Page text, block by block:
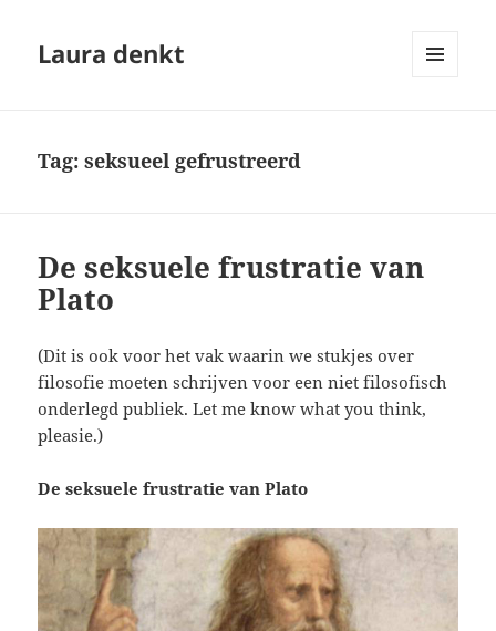
Laura denkt
Tag:seksueel gefrustreerd
De seksuele frustratie van
Plato
(Dit is ook voor het vak waarin we stukjes over
filosofie moeten schrijven voor een niet filosofisch
onderlegd publiek. Let me know what you think,
pleasie.)
De seksuele frustratie van Plato